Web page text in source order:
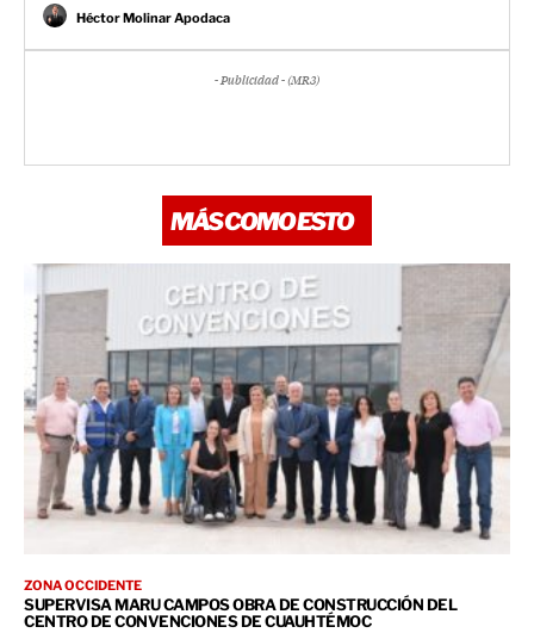
Héctor Molinar Apodaca
- Publicidad - (MR3)
MÁS COMO ESTO
ZONA OCCIDENTE
SUPERVISA MARU CAMPOS OBRA DE CONSTRUCCIÓN DEL
CENTRO DE CONVENCIONES DE CUAUHTÉMOC